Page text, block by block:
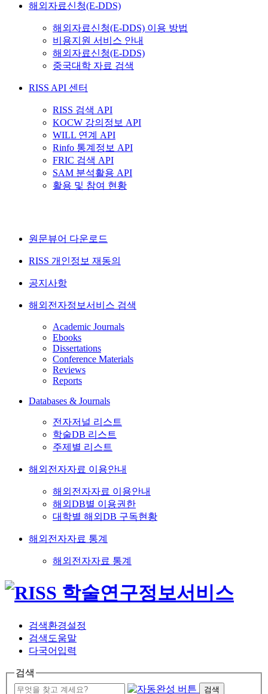
해외자료신청(E-DDS)
해외자료신청(E-DDS) 이용 방법
비용지원 서비스 안내
해외자료신청(E-DDS)
중국대학 자료 검색
RISS API 센터
RISS 검색 API
KOCW 강의정보 API
WILL 연계 API
Rinfo 통계정보 API
FRIC 검색 API
SAM 분석활용 API
활용 및 참여 현황
원문뷰어 다운로드
RISS 개인정보 재동의
공지사항
해외전자정보서비스 검색
Academic Journals
Ebooks
Dissertations
Conference Materials
Reviews
Reports
Databases & Journals
전자저널 리스트
학술DB 리스트
주제별 리스트
해외전자자료 이용안내
해외전자자료 이용안내
해외DB별 이용권한
대학별 해외DB 구독현황
해외전자자료 통계
해외전자자료 통계
검색환경설정
검색도움말
다국어입력
검색
검색